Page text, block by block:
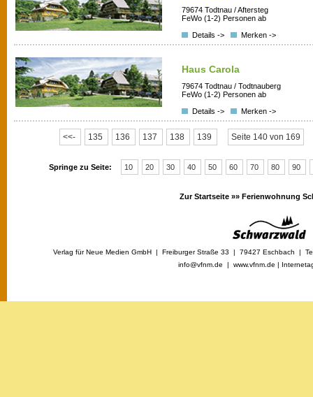
79674 Todtnau / Aftersteg
FeWo (1-2) Personen ab
Details ->
Merken ->
Haus Carola
79674 Todtnau / Todtnauberg
FeWo (1-2) Personen ab
Details ->
Merken ->
<<- 135 136 137 138 139 Seite 140 von 169
Springe zu Seite: 10 20 30 40 50 60 70 80 90
Zur Startseite »» Ferienwohnung
Verlag für Neue Medien GmbH | Freiburger Straße 33 | 79427 Eschbach |
info@vfnm.de | www.vfnm.de |